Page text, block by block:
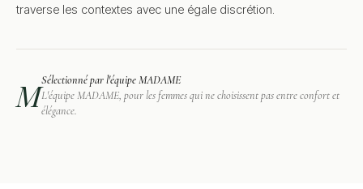
traverse les contextes avec une égale discrétion.
MSélectionné par l'équipe MADAME
L'équipe MADAME, pour les femmes qui ne choisissent pas entre confort et
élégance.